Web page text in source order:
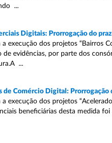
...
Digitais: Prorrogação do
a execução dos projetos “Bairros
de evidências, por parte dos
...
de Comércio Digital: Prorrogação
a execução dos projetos
beneficiárias desta medida